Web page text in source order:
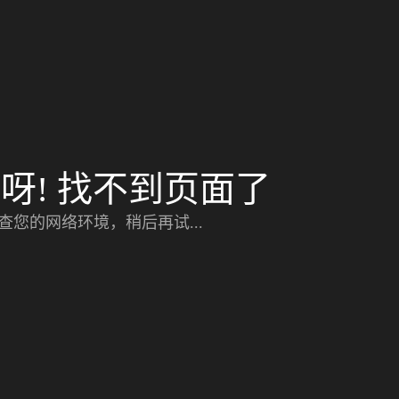
! 找不到页面了
您的网络环境，稍后再试...